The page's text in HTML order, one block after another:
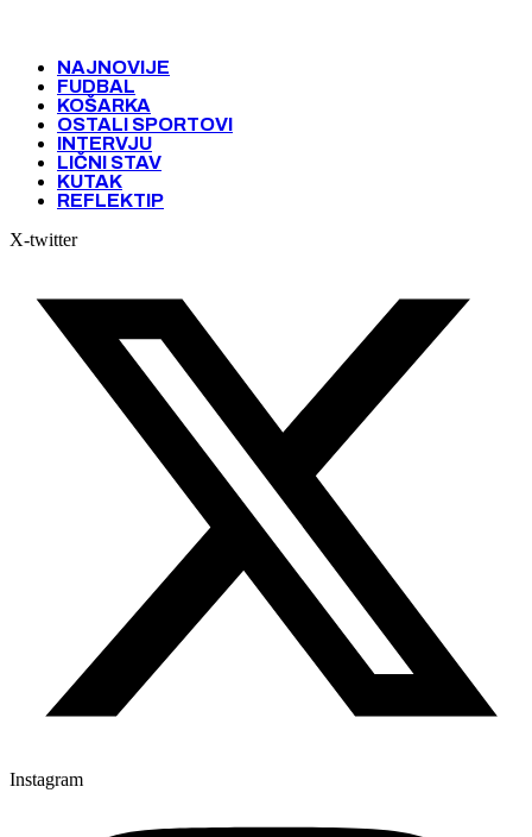
NAJNOVIJE
FUDBAL
KOŠARKA
OSTALI SPORTOVI
INTERVJU
LIČNI STAV
KUTAK
REFLEKTIP
X-twitter
Instagram